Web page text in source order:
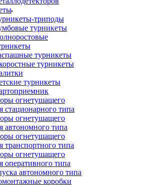
триподы
турникеты
турникеты
турникеты
турникеты
огнетушащего
стационарного типа
огнетушащего
автономного типа
огнетушащего
транспортного типа
огнетушащего
оперативного типа
автономного типа
коробки